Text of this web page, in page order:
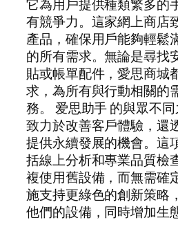
它為用戶提供種類繁多的
有競爭力。這家網上商店
產品，確保用戶能夠輕鬆
的所有需求。無論是尋找
貼或帳單配件，愛思商城
求，為所有與行動相關的
務。 爱思助手 的與眾不
致力於改善客戶體驗，還
提供永續發展的機會。這
括線上分析和專業品質檢
複使用舊設備，而無需確
施支持更綠色的創新策略
他們的設備，同時增加生